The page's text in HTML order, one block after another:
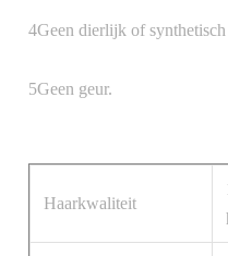
4Geen dierlijk of synthetisch
5Geen geur.
Haarkwaliteit